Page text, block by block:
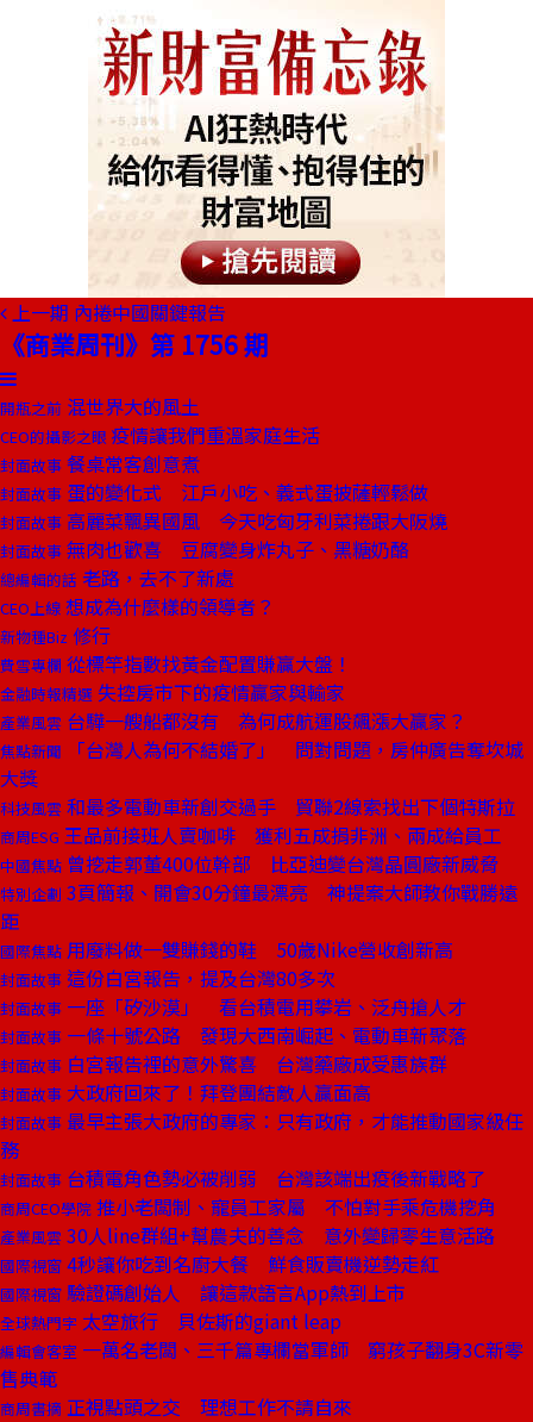
上一期 內捲中國關鍵報告
《商業周刊》第 1756 期
開瓶之前 混世界大的風土
CEO的攝影之眼 疫情讓我們重溫家庭生活
封面故事 餐桌常客創意煮
封面故事 蛋的變化式 江戶小吃、義式蛋披薩輕鬆做
封面故事 高麗菜飄異國風 今天吃匈牙利菜捲跟大阪燒
封面故事 無肉也歡喜 豆腐變身炸丸子、黑糖奶酪
總編輯的話 老路，去不了新處
CEO上線 想成為什麼樣的領導者？
新物種Biz 修行
費雪專欄 從標竿指數找黃金配置賺贏大盤！
金融時報精選 失控房市下的疫情贏家與輸家
產業風雲 台驊一艘船都沒有 為何成航運股飆漲大贏家？
焦點新聞
「台灣人為何不結婚了」 問對問題，房仲廣告奪坎城
大獎
科技風雲 和最多電動車新創交過手 貿聯2線索找出下個特斯拉
商周ESG 王品前接班人賣咖啡 獲利五成捐非洲、兩成給員工
中國焦點 曾挖走郭董400位幹部 比亞迪變台灣晶圓廠新威脅
特別企劃 3頁簡報、開會30分鐘最漂亮 神提案大師教你戰勝遠
距
國際焦點 用廢料做一雙賺錢的鞋 50歲Nike營收創新高
封面故事 這份白宮報告，提及台灣80多次
封面故事 一座「矽沙漠」 看台積電用攀岩、泛舟搶人才
封面故事 一條十號公路 發現大西南崛起、電動車新聚落
封面故事 白宮報告裡的意外驚喜 台灣藥廠成受惠族群
封面故事 大政府回來了！拜登團結敵人贏面高
封面故事 最早主張大政府的專家：只有政府，才能推動國家級任
務
封面故事 台積電角色勢必被削弱 台灣該端出疫後新戰略了
商周CEO學院 推小老闆制、寵員工家屬 不怕對手乘危機挖角
產業風雲 30人line群組+幫農夫的善念 意外變歸零生意活路
國際視窗 4秒讓你吃到名廚大餐 鮮食販賣機逆勢走紅
國際視窗 驗證碼創始人 讓這款語言App熱到上市
全球熱門字 太空旅行 貝佐斯的giant leap
編輯會客室 一萬名老闆、三千篇專欄當軍師 窮孩子翻身3C新零
售典範
商周書摘 正視點頭之交 理想工作不請自來